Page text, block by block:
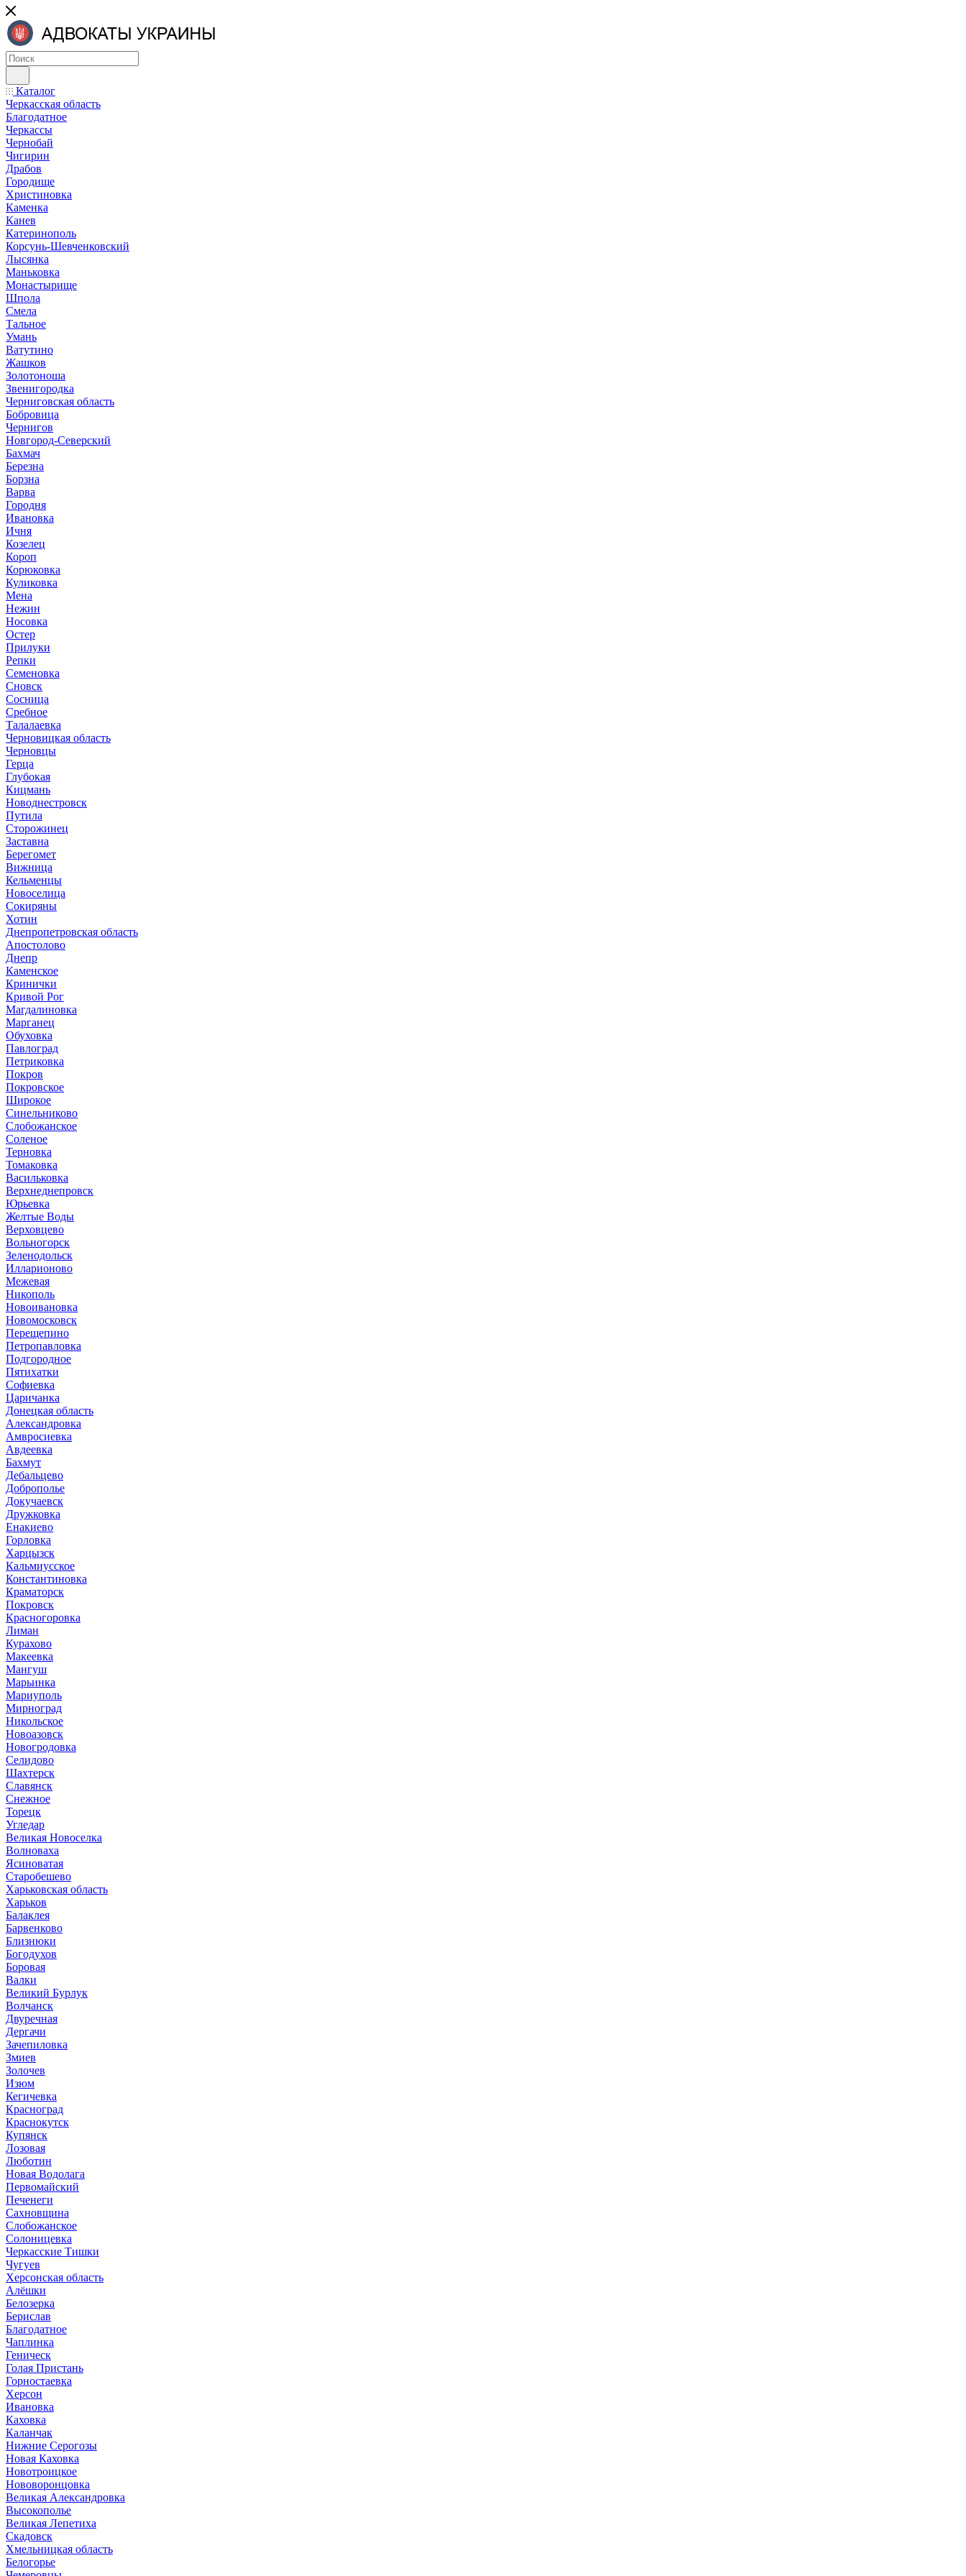
Каталог
Черкасская область
Благодатное
Черкассы
Чернобай
Чигирин
Драбов
Городище
Христиновка
Каменка
Канев
Катеринополь
Корсунь-Шевченковский
Лысянка
Маньковка
Монастырище
Шпола
Смела
Тальное
Умань
Ватутино
Жашков
Золотоноша
Звенигородка
Черниговская область
Бобровица
Чернигов
Новгород-Северский
Бахмач
Березна
Борзна
Варва
Городня
Ивановка
Ичня
Козелец
Короп
Корюковка
Куликовка
Мена
Нежин
Носовка
Остер
Прилуки
Репки
Семеновка
Сновск
Сосница
Сребное
Талалаевка
Черновицкая область
Черновцы
Герца
Глубокая
Кицмань
Новоднестровск
Путила
Сторожинец
Заставна
Берегомет
Вижница
Кельменцы
Новоселица
Сокиряны
Хотин
Днепропетровская область
Апостолово
Днепр
Каменское
Кринички
Кривой Рог
Магдалиновка
Марганец
Обуховка
Павлоград
Петриковка
Покров
Покровское
Широкое
Синельниково
Слобожанское
Соленое
Терновка
Томаковка
Васильковка
Верхнеднепровск
Юрьевка
Желтые Воды
Верховцево
Вольногорск
Зеленодольск
Илларионово
Межевая
Никополь
Новоивановка
Новомосковск
Перещепино
Петропавловка
Подгородное
Пятихатки
Софиевка
Царичанка
Донецкая область
Александровка
Амвросиевка
Авдеевка
Бахмут
Дебальцево
Доброполье
Докучаевск
Дружковка
Енакиево
Горловка
Харцызск
Кальмиусское
Константиновка
Краматорск
Покровск
Красногоровка
Лиман
Курахово
Макеевка
Мангуш
Марьинка
Мариуполь
Мирноград
Никольское
Новоазовск
Новогродовка
Селидово
Шахтерск
Славянск
Снежное
Торецк
Угледар
Великая Новоселка
Волноваха
Ясиноватая
Старобешево
Харьковская область
Харьков
Балаклея
Барвенково
Близнюки
Богодухов
Боровая
Валки
Великий Бурлук
Волчанск
Двуречная
Дергачи
Зачепиловка
Змиев
Золочев
Изюм
Кегичевка
Красноград
Краснокутск
Купянск
Лозовая
Люботин
Новая Водолага
Первомайский
Печенеги
Сахновщина
Слобожанское
Солоницевка
Черкасские Тишки
Чугуев
Херсонская область
Алёшки
Белозерка
Берислав
Благодатное
Чаплинка
Геническ
Голая Пристань
Горностаевка
Херсон
Ивановка
Каховка
Каланчак
Нижние Серогозы
Новая Каховка
Новотроицкое
Нововоронцовка
Великая Александровка
Высокополье
Великая Лепетиха
Скадовск
Хмельницкая область
Белогорье